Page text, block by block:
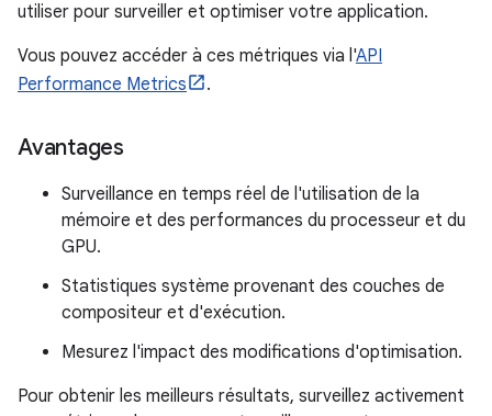
utiliser pour surveiller et optimiser votre application.
Vous pouvez accéder à ces métriques via l'API
Performance Metrics
.
Avantages
Surveillance en temps réel de l'utilisation de la
mémoire et des performances du processeur et du
GPU.
Statistiques système provenant des couches de
compositeur et d'exécution.
Mesurez l'impact des modifications d'optimisation.
Pour obtenir les meilleurs résultats, surveillez activement